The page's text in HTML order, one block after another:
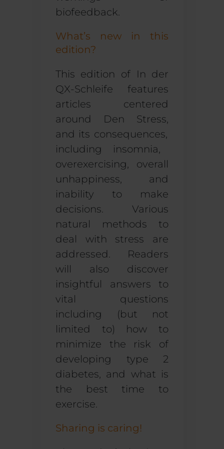
biofeedback.
What’s new in this
edition?
This edition of In der
QX-Schleife features
articles centered
around Den Stress,
and its consequences,
including insomnia,
overexercising, overall
unhappiness, and
inability to make
decisions. Various
natural methods to
deal with stress are
addressed. Readers
will also discover
insightful answers to
vital questions
including (but not
limited to) how to
minimize the risk of
developing type 2
diabetes, and what is
the
best time to
exercise.
Sharing is caring!